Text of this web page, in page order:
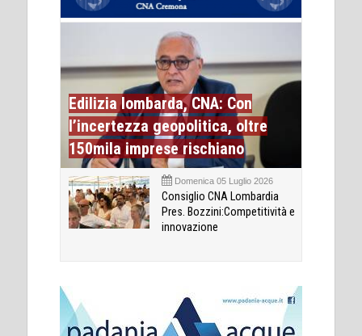
Edilizia lombarda, CNA: Con
l’incertezza geopolitica, oltre
150mila imprese rischiano
Domenica 05 Luglio 2026
Consiglio CNA Lombardia
Pres. Bozzini:Competitività e
innovazione